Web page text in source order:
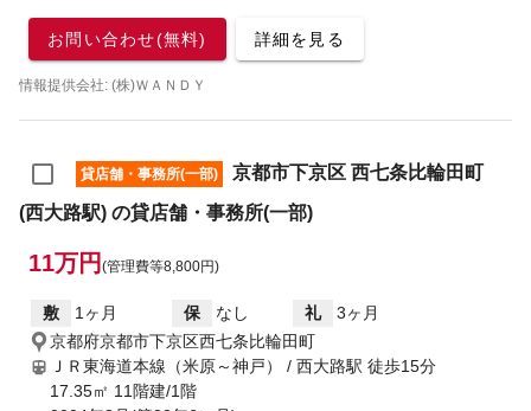
お問い合わせ(無料) 詳細を見る
情報提供会社: (株)ＷＡＮＤＹ
貸店舗・事務所(一部)
京都市下京区 西七条比輪田町
(西大路駅) の貸店舗・事務所(一部)
11万円 (管理費等8,800円)
敷 1ヶ月 保 なし 礼
3ヶ月
京都府京都市下京区西七条比輪田町
ＪＲ東海道本線（米原～神戸） / 西大路駅 徒歩15分
17.35㎡ 11階建/1階